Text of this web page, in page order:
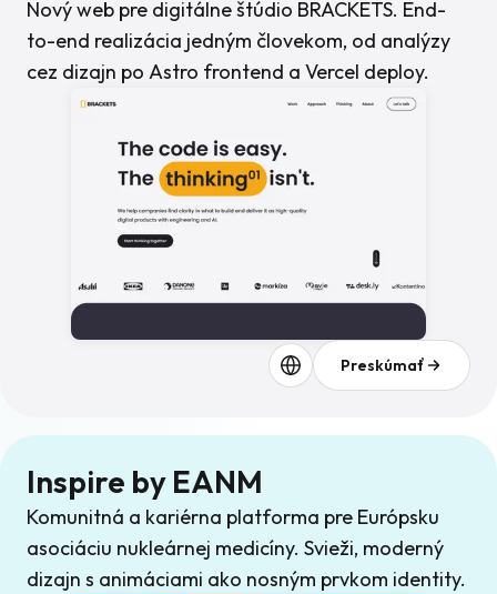
Nový web pre digitálne štúdio BRACKETS. End-
to-end realizácia jedným človekom, od analýzy
cez dizajn po Astro frontend a Vercel deploy.
Preskúmať
Inspire by EANM
Komunitná a kariérna platforma pre Európsku
asociáciu nukleárnej medicíny. Svieži, moderný
dizajn s animáciami ako nosným prvkom identity.